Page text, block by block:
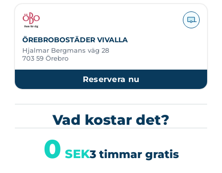
ÖREBROBOSTÄDER VIVALLA
Hjalmar Bergmans väg 28
703 59 Örebro
Reservera nu
Vad kostar det?
0 SEK3 timmar gratis